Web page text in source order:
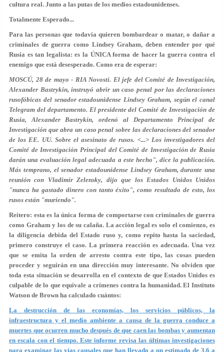
cultura real. Junto a las putas de los medios estadounidenses.
Totalmente Esperado...
Para las personas que todavía quieren bombardear o matar, o dañar a
criminales de guerra como Lindsey Graham, deben entender por qué
Rusia es tan legalista: es la ÚNICA forma de hacer la guerra contra el
enemigo que está desesperado. Como era de esperar:
MOSCÚ, 28 de mayo - RIA Novosti. El jefe del Comité de Investigación,
Alexander Bastrykin, instruyó abrir un caso penal por las declaraciones
rusofóbicas del senador estadounidense Lindsey Graham, según el canal
Telegram del departamento. El presidente del Comité de Investigación de
Rusia, Alexander Bastrykin, ordenó al Departamento Principal de
Investigación que abra un caso penal sobre las declaraciones del senador
de los EE. UU. Sobre el asesinato de rusos. <...> Los investigadores del
Comité de Investigación Principal del Comité de Investigación de Rusia
darán una evaluación legal adecuada a este hecho", dice la publicación.
Más temprano, el senador estadounidense Lindsey Graham, durante una
reunión con Vladimir Zelensky, dijo que los Estados Unidos Unidos
"nunca ha gastado dinero con tanto éxito", como resultado de esto, los
rusos están "muriendo".
Reitero: esta es la única forma de comportarse con criminales de guerra
como Graham y los de su calaña. La acción legal es solo el comienzo, es
la diligencia debida del Estado ruso y, como repito hasta la saciedad,
primero construye el caso. La primera reacción es adecuada. Una vez
que se emita la orden de arresto contra este tipo, las cosas pueden
proceder y seguirán en una dirección muy interesante. No olviden que
toda esta situación se desarrolla en el contexto de que Estados Unidos es
culpable de lo que equivale a crímenes contra la humanidad. El Instituto
Watson de Brown ha calculado cuántos:
La destrucción de las economías, los servicios públicos, la
infraestructura y el medio ambiente a causa de la guerra conduce a
muertes que ocurren mucho después de que caen las bombas y aumentan
en escala con el tiempo. Este informe revisa las últimas investigaciones
para examinar las vías causales que han llevado a un estimado de 3,6 a